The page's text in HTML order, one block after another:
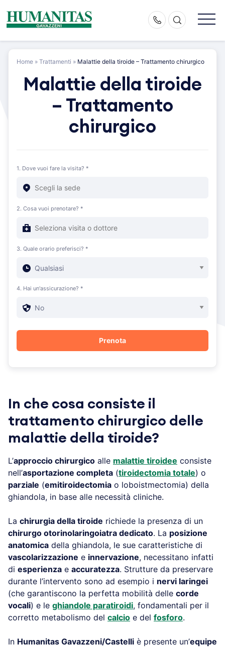
content
Home » Trattamenti » Malattie della tiroide – Trattamento chirurgico
Malattie della tiroide
– Trattamento
chirurgico
1. Dove vuoi fare la visita? *
2. Cosa vuoi prenotare? *
3. Quale orario preferisci? *
4. Hai un'assicurazione? *
In che cosa consiste il
trattamento chirurgico delle
malattie della tiroide?
L’approccio chirurgico alle malattie tiroidee consiste
nell’asportazione completa (tiroidectomia totale) o
parziale (emitiroidectomia o loboistmectomia) della
ghiandola, in base alle necessità cliniche.
La chirurgia della tiroide richiede la presenza di un
chirurgo otorinolaringoiatra dedicato. La posizione
anatomica della ghiandola, le sue caratteristiche di
vascolarizzazione e innervazione, necessitano infatti
di esperienza e accuratezza. Strutture da preservare
durante l’intervento sono ad esempio i nervi laringei
(che garantiscono la perfetta mobilità delle corde
vocali) e le ghiandole paratiroidi, fondamentali per il
corretto metabolismo del calcio e del fosforo.
In Humanitas Gavazzeni/Castelli è presente un’equipe